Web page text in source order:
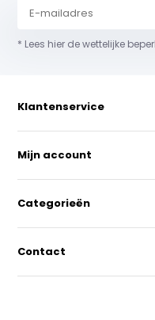
* Lees hier de wettelijke
Klantenservice
Mijn account
Categorieën
Contact